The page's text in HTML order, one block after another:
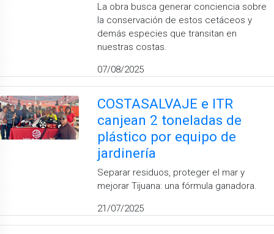
La obra busca generar conciencia sobre
la conservación de estos cetáceos y
demás especies que transitan en
nuestras costas.
07/08/2025
COSTASALVAJE e ITR
canjean 2 toneladas de
plástico por equipo de
jardinería
Separar residuos, proteger el mar y
mejorar Tijuana: una fórmula ganadora.
21/07/2025